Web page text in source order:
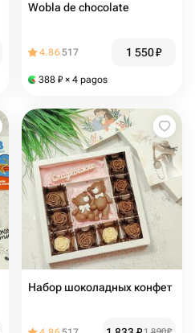
Wobla de chocolate
4.86517 1 550₽
388 ₽ × 4 pagos
Набор шоколадных конфет